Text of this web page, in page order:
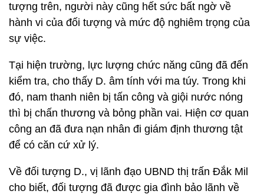
tượng trên, người này cũng hết sức bất ngờ về
hành vi của đối tượng và mức độ nghiêm trọng của
sự việc.
Tại hiện trường, lực lượng chức năng cũng đã đến
kiểm tra, cho thấy D. âm tính với ma túy. Trong khi
đó, nam thanh niên bị tấn công và giội nước nóng
thì bị chấn thương và bỏng phần vai. Hiện cơ quan
công an đã đưa nạn nhân đi giám định thương tật
để có căn cứ xử lý.
Về đối tượng D., vị lãnh đạo UBND thị trấn Đắk Mil
cho biết, đối tượng đã được gia đình bảo lãnh về